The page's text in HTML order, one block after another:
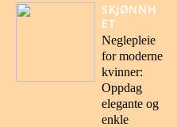
SKJØNNH
ET
Neglepleie
for moderne
kvinner:
Oppdag
elegante og
enkle